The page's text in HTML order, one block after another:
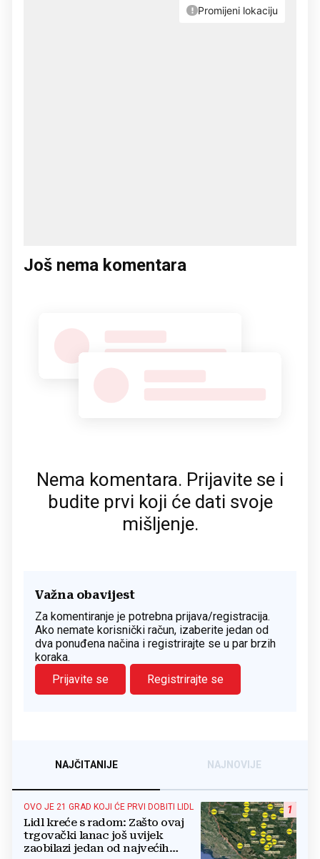
Još nema komentara
Nema komentara. Prijavite se i
budite prvi koji će dati svoje
mišljenje.
Važna obavijest
Za komentiranje je potrebna prijava/registracija.
Ako nemate korisnički račun, izaberite jedan od
dva ponuđena načina i registrirajte se u par brzih
koraka.
Prijavite se
Registrirajte se
NAJČITANIJE NAJNOVIJE
1
OVO JE 21 GRAD KOJI ĆE PRVI DOBITI LIDL
Lidl kreće s radom: Zašto ovaj
trgovački lanac još uvijek
zaobilazi jedan od najvećih